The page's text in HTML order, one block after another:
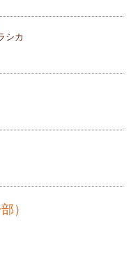
シカ
）